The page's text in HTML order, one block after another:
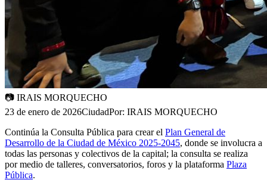
📷 IRAIS MORQUECHO
23 de enero de 2026CiudadPor: IRAIS MORQUECHO
Continúa la Consulta Pública para crear el Plan General de
Desarrollo de la Ciudad de México 2025-2045, donde se involucra a
todas las personas y colectivos de la capital; la consulta se realiza
por medio de talleres, conversatorios, foros y la plataforma Plaza
Pública.